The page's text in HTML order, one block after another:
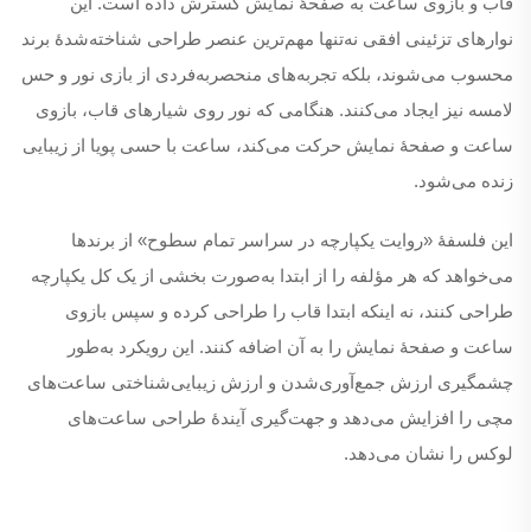
نوارهای تزئینی افقی نه‌تنها مهم‌ترین عنصر طراحی شناخته‌شدهٔ برند
محسوب می‌شوند، بلکه تجربه‌های منحصربه‌فردی از بازی نور و حس
لامسه نیز ایجاد می‌کنند. هنگامی که نور روی شیارهای قاب، بازوی
ساعت و صفحهٔ نمایش حرکت می‌کند، ساعت با حسی پویا از زیبایی
زنده می‌شود.
این فلسفهٔ «روایت یکپارچه در سراسر تمام سطوح» از برندها
می‌خواهد که هر مؤلفه را از ابتدا به‌صورت بخشی از یک کل یکپارچه
طراحی کنند، نه اینکه ابتدا قاب را طراحی کرده و سپس بازوی
ساعت و صفحهٔ نمایش را به آن اضافه کنند. این رویکرد به‌طور
چشمگیری ارزش جمع‌آوری‌شدن و ارزش زیبایی‌شناختی ساعت‌های
مچی را افزایش می‌دهد و جهت‌گیری آیندهٔ طراحی ساعت‌های
لوکس را نشان می‌دهد.